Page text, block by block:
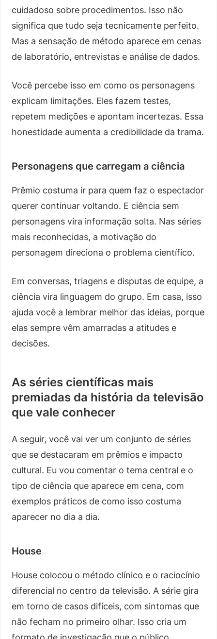
cuidadoso sobre procedimentos. Isso não
significa que tudo seja tecnicamente perfeito.
Mas a sensação de método aparece em cenas
de laboratório, entrevistas e análise de dados.
Você percebe isso em como os personagens
explicam limitações. Eles fazem testes,
repetem medições e apontam incertezas. Essa
honestidade aumenta a credibilidade da trama.
Personagens que carregam a ciência
Prêmio costuma ir para quem faz o espectador
querer continuar voltando. E ciência sem
personagens vira informação solta. Nas séries
mais reconhecidas, a motivação do
personagem direciona o problema científico.
Em conversas, triagens e disputas de equipe, a
ciência vira linguagem do grupo. Em casa, isso
ajuda você a lembrar melhor das ideias, porque
elas sempre vêm amarradas a atitudes e
decisões.
As séries científicas mais
premiadas da história da televisão
que vale conhecer
A seguir, você vai ver um conjunto de séries
que se destacaram em prêmios e impacto
cultural. Eu vou comentar o tema central e o
tipo de ciência que aparece em cena, com
exemplos práticos de como isso costuma
aparecer no dia a dia.
House
House colocou o método clínico e o raciocínio
diferencial no centro da televisão. A série gira
em torno de casos difíceis, com sintomas que
não fecham no primeiro olhar. Isso cria um